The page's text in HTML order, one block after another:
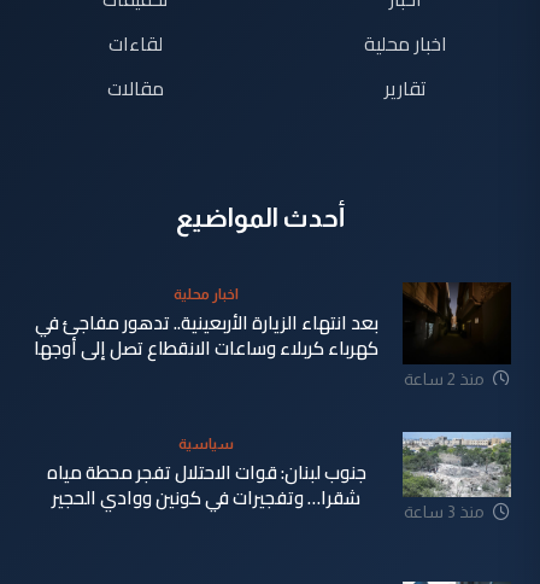
اخبار محلية
تقارير
لقاءات
مقالات
أحدث المواضيع
منذ 2 ساعة
اخبار محلية
بعد انتهاء الزيارة الأربعينية.. تدهور مفاجئ في
كهرباء كربلاء وساعات الانقطاع تصل إلى أوجها
منذ 3 ساعة
سياسية
جنوب لبنان: قوات الاحتلال تفجر محطة مياه
شقرا… وتفجيرات في كونين ووادي الحجير